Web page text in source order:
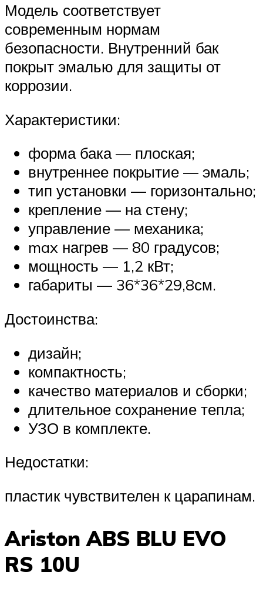
Модель соответствует
современным нормам
безопасности. Внутренний бак
покрыт эмалью для защиты от
коррозии.
Характеристики:
форма бака — плоская;
внутреннее покрытие — эмаль;
тип установки — горизонтально;
крепление — на стену;
управление — механика;
max нагрев — 80 градусов;
мощность — 1,2 кВт;
габариты — 36*36*29,8см.
Достоинства:
дизайн;
компактность;
качество материалов и сборки;
длительное сохранение тепла;
УЗО в комплекте.
Недостатки:
пластик чувствителен к царапинам.
Ariston ABS BLU EVO
RS 10U